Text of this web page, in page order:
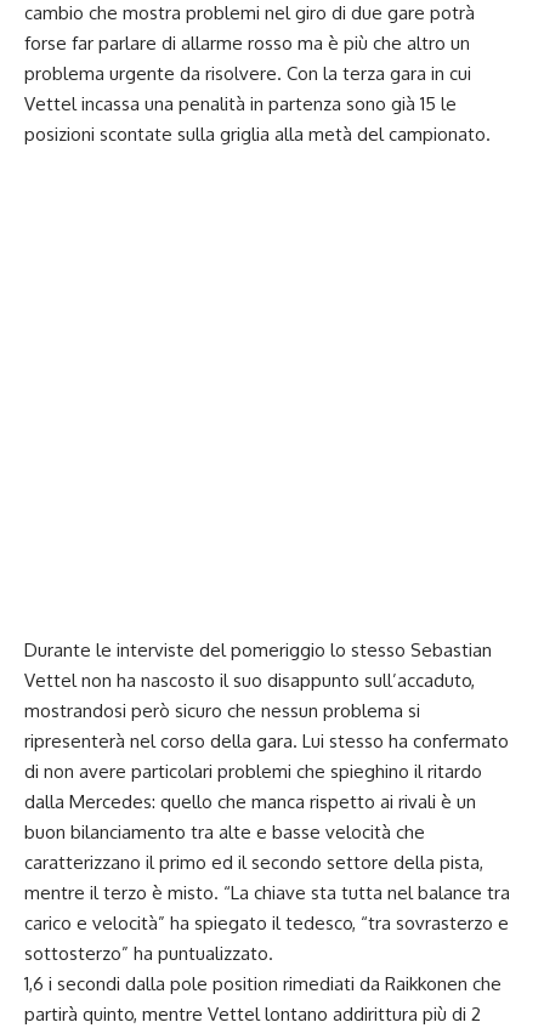
cambio che mostra problemi nel giro di due gare potrà
forse far parlare di allarme rosso ma è più che altro un
problema urgente da risolvere. Con la terza gara in cui
Vettel incassa una penalità in partenza sono già 15 le
posizioni scontate sulla griglia alla metà del campionato.
Durante le interviste del pomeriggio lo stesso Sebastian
Vettel non ha nascosto il suo disappunto sull’accaduto,
mostrandosi però sicuro che nessun problema si
ripresenterà nel corso della gara. Lui stesso ha confermato
di non avere particolari problemi che spieghino il ritardo
dalla Mercedes: quello che manca rispetto ai rivali è un
buon bilanciamento tra alte e basse velocità che
caratterizzano il primo ed il secondo settore della pista,
mentre il terzo è misto. “La chiave sta tutta nel balance tra
carico e velocità” ha spiegato il tedesco, “tra sovrasterzo e
sottosterzo” ha puntualizzato.
1,6 i secondi dalla pole position rimediati da Raikkonen che
partirà quinto, mentre Vettel lontano addirittura più di 2